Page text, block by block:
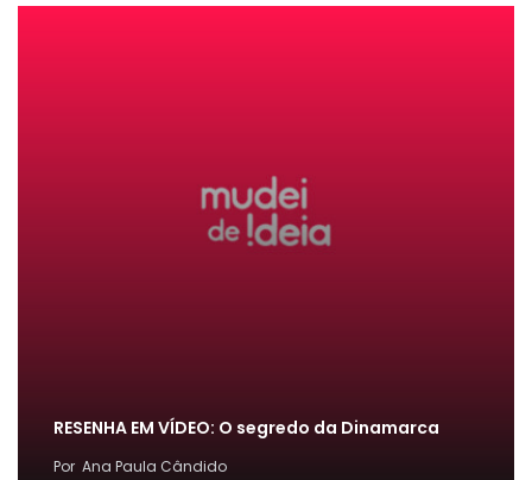
RESENHA EM VÍDEO: O segredo da Dinamarca
Por Ana Paula Cândido